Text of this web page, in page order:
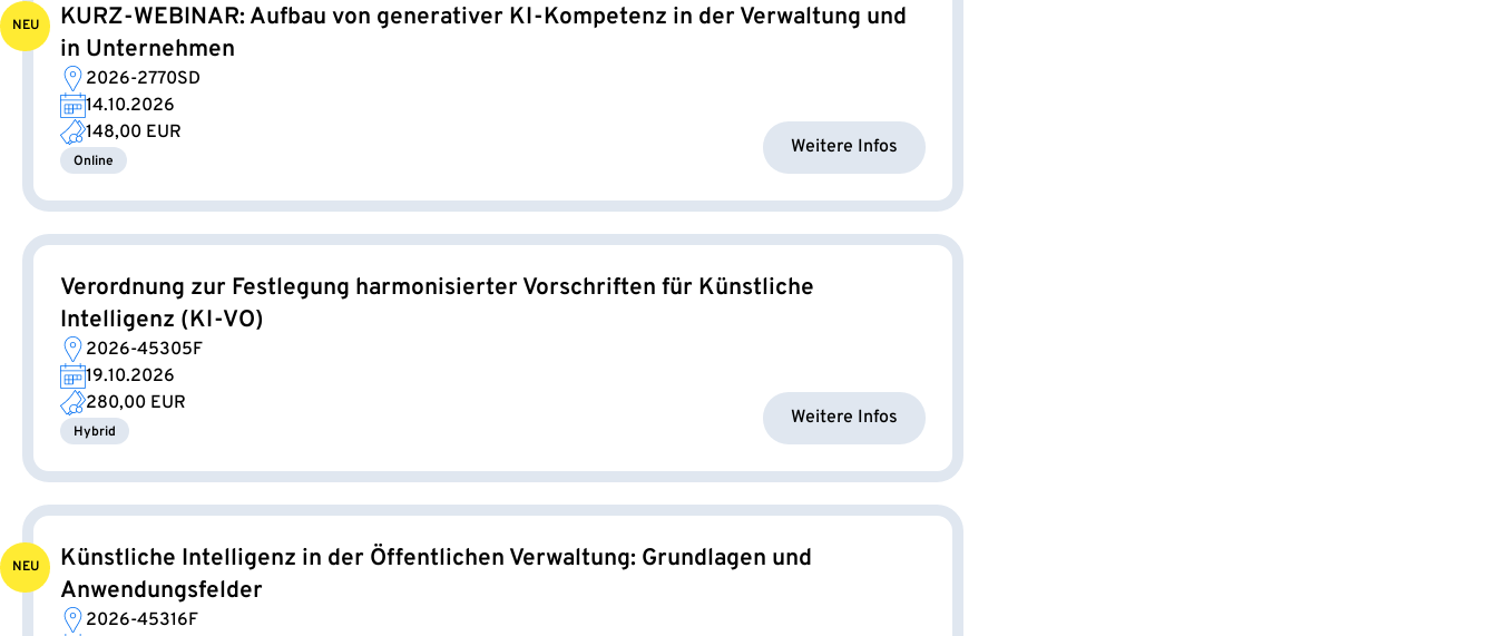
KURZ-WEBINAR: Aufbau von generativer KI-Kompetenz in der Verwaltung und
in Unternehmen
2026-2770SD
14.10.2026
148,00 EUR
Online
Weitere Infos
NEU
Verordnung zur Festlegung harmonisierter Vorschriften für Künstliche
Intelligenz (KI-VO)
2026-45305F
19.10.2026
280,00 EUR
Hybrid
Weitere Infos
Künstliche Intelligenz in der Öffentlichen Verwaltung: Grundlagen und
Anwendungsfelder
2026-45316F
NEU